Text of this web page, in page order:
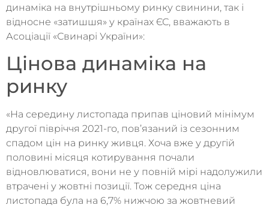
динаміка на внутрішньому ринку свинини, так і
відносне «затишшя» у країнах ЄС, вважають в
Асоціації «Свинарі України»:
Цінова динаміка на
ринку
«На середину листопада припав ціновий мінімум
другої півріччя 2021-го, пов’язаний із сезонним
спадом цін на ринку живця. Хоча вже у другій
половині місяця котирування почали
відновлюватися, вони не у повній мірі надолужили
втрачені у жовтні позиції. Тож середня ціна
листопада була на 6,7% нижчою за жовтневий